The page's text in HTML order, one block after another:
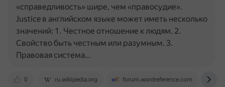
0 ru.wikipedia.org forum.wordreference.com
«справедливость» шире, чем «правосудие».
Justice в английском языке может иметь несколько
значений: 1. Честное отношение к людям. 2.
Свойство быть честным или разумным. 3.
Правовая система…